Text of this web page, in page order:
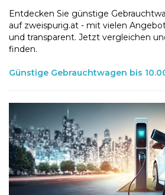
Entdecken Sie günstige
auf zweispurig.at - mit vielen
und transparent. Jetzt vergleichen
finden.
Günstige Gebrauchtwagen bis